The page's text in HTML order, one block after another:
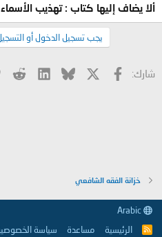
ولو زرت هذا الرابط؛
يجب أن تكون
وفقك الله للعلم
ألا يضاف إليها كتاب : تهذيب
يجب تسجيل الدخول أو
شارك: فيسبوك Bluesky
LinkedIn
خزانة الفقه الشافعي
R
الرئيسية مساعدة سياسة